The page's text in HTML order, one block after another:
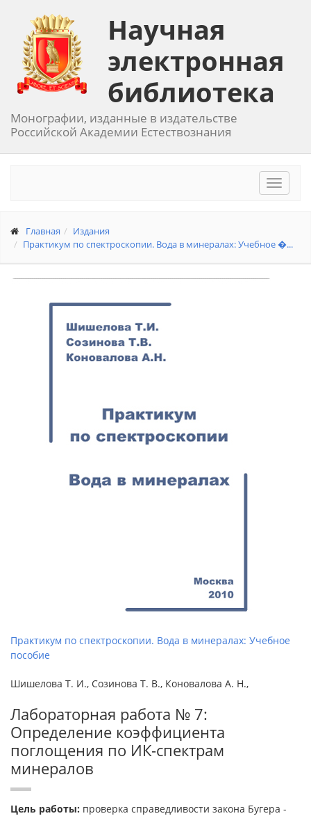
Научная
электронная
библиотека
Монографии, изданные в издательстве
Российской Академии Естествознания
Toggle
Главная
Издания
Практикум по спектроскопии. Вода в минералах: Учебное �...
Практикум по спектроскопии. Вода в минералах: Учебное
пособие
Шишелова Т. И., Созинова Т. В., Коновалова А. Н.,
Лабораторная работа № 7:
Определение коэффициента
поглощения по ИК-спектрам
минералов
Цель работы: проверка справедливости закона Бугера -